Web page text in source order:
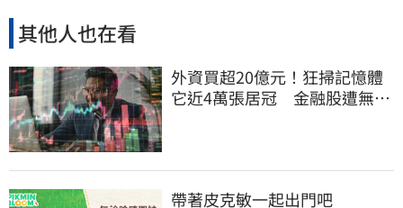
其他人也在看
外資買超20億元！狂掃記憶體
它近4萬張居冠 金融股遭無情
帶著皮克敏一起出門吧